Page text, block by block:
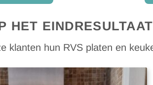
HET EINDRESULTAAT
klanten hun RVS platen en